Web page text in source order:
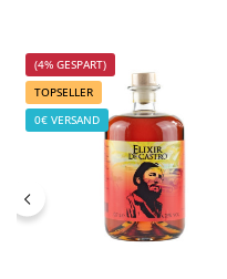
(4% GESPART)
TOPSELLER
0€ VERSAND